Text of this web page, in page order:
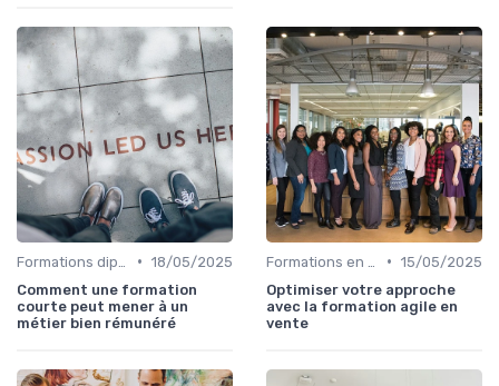
• 18/05/2025
Comment une formation
courte peut mener à un
métier bien rémunéré
• 15/05/2025
Optimiser votre approche
avec la formation agile en
vente